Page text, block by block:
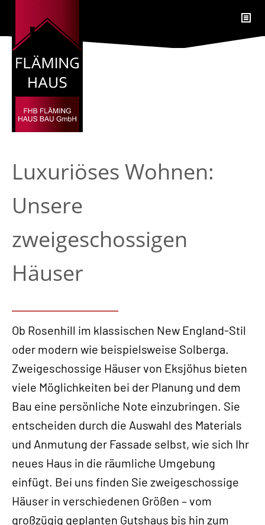
Luxuriöses Wohnen:
Unsere
zweigeschossigen
Häuser
Ob Rosenhill im klassischen New England-Stil
oder modern wie beispielsweise Solberga.
Zweigeschossige Häuser von Eksjöhus bieten
viele Möglichkeiten bei der Planung und dem
Bau eine persönliche Note einzubringen. Sie
entscheiden durch die Auswahl des Materials
und Anmutung der Fassade selbst, wie sich Ihr
neues Haus in die räumliche Umgebung
einfügt. Bei uns finden Sie zweigeschossige
Häuser in verschiedenen Größen – vom
großzügig geplanten Gutshaus bis hin zum